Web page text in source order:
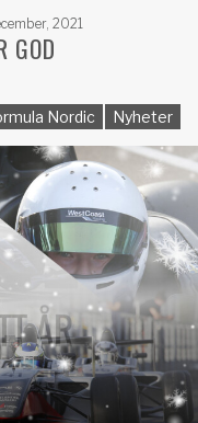
2021
GOD
Nordic Nyheter